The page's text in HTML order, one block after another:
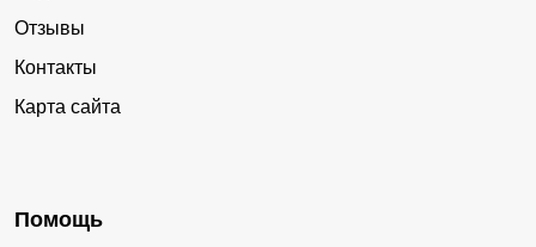
Отзывы
Контакты
Карта сайта
Помощь